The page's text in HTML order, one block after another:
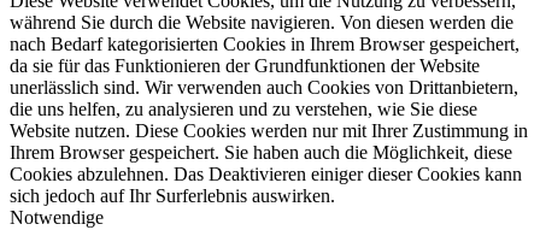
während Sie durch die Website navigieren. Von diesen werden die
nach Bedarf kategorisierten Cookies in Ihrem Browser gespeichert,
da sie für das Funktionieren der Grundfunktionen der Website
unerlässlich sind. Wir verwenden auch Cookies von Drittanbietern,
die uns helfen, zu analysieren und zu verstehen, wie Sie diese
Website nutzen. Diese Cookies werden nur mit Ihrer Zustimmung in
Ihrem Browser gespeichert. Sie haben auch die Möglichkeit, diese
Cookies abzulehnen. Das Deaktivieren einiger dieser Cookies kann
sich jedoch auf Ihr Surferlebnis auswirken.
Notwendige